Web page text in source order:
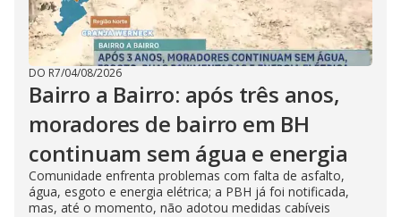
DO R7/04/08/2026
Bairro a Bairro: após três anos,
moradores de bairro em BH
continuam sem água e energia
Comunidade enfrenta problemas com falta de asfalto,
água, esgoto e energia elétrica; a PBH já foi notificada,
mas, até o momento, não adotou medidas cabíveis